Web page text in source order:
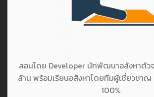
สอนโดย Developer นักพัฒนาอสังหาตัว
ล้าน พร้อมเรียนอสังหาโดยทีมผู้เชี่ยวชาญ
100%